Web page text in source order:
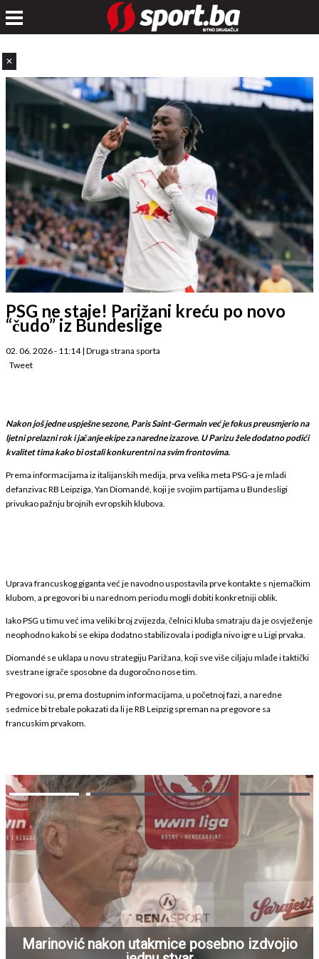
✕
PSG ne staje! Parižani kreću po novo
“čudo” iz Bundeslige
02. 06. 2026 - 11:14| Druga strana sporta
Tweet
Nakon još jedne uspješne sezone, Paris Saint-Germain već je fokus preusmjerio na
ljetni prelazni rok i jačanje ekipe za naredne izazove. U Parizu žele dodatno podići
kvalitet tima kako bi ostali konkurentni na svim frontovima.
Prema informacijama iz italijanskih medija, prva velika meta PSG-a je mladi
defanzivac RB Leipziga, Yan Diomandé, koji je svojim partijama u Bundesligi
privukao pažnju brojnih evropskih klubova.
Uprava francuskog giganta već je navodno uspostavila prve kontakte s njemačkim
klubom, a pregovori bi u narednom periodu mogli dobiti konkretniji oblik.
Iako PSG u timu već ima veliki broj zvijezda, čelnici kluba smatraju da je osvježenje
neophodno kako bi se ekipa dodatno stabilizovala i podigla nivo igre u Ligi prvaka.
Diomandé se uklapa u novu strategiju Parižana, koji sve više ciljaju mlađe i taktički
svestrane igrače sposobne da dugoročno nose tim.
Pregovori su, prema dostupnim informacijama, u početnoj fazi, a naredne
sedmice bi trebale pokazati da li je RB Leipzig spreman na pregovore sa
francuskim prvakom.
Marinović nakon utakmice posebno izdvojio